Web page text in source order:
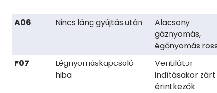
A06 Nincs láng gyújtás után
Alacsony
gáznyomás,
égőnyomás
F07
Légnyomáskapcsoló
hiba
Ventilátor
indításakor zárt
érintkezők